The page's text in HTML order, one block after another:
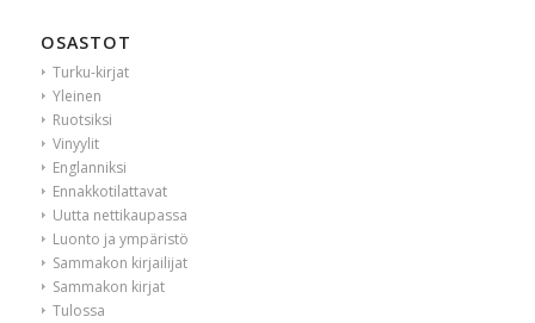
OSASTOT
Turku-kirjat
Yleinen
Ruotsiksi
Vinyylit
Englanniksi
Ennakkotilattavat
Uutta nettikaupassa
Luonto ja ympäristö
Sammakon kirjailijat
Sammakon kirjat
Tulossa